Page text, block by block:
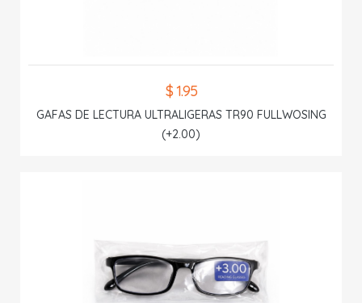
$ 1.95
GAFAS DE LECTURA ULTRALIGERAS TR90 FULLWOSING
(+2.00)